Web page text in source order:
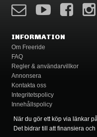
INFORMATION
Om Freeride
FAQ
Regler & användarvillkor
Annonsera
Kontakta oss
Integritetspolicy
Innehållspolicy
När du gör ett köp via länkar
Det bidrar till att finansiera